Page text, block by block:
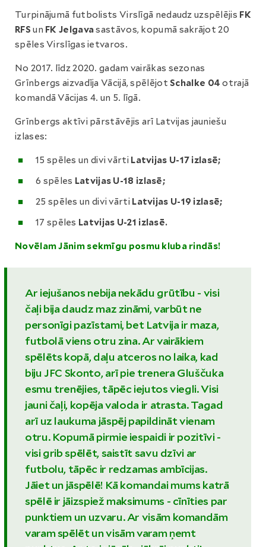
Turpinājumā futbolists Virslīgā nedaudz uzspēlējis FK
RFS un FK Jelgavasastāvos, kopumā sakrājot 20
spēles Virslīgas ietvaros.
No 2017. līdz 2020. gadam vairākas sezonas
Grīnbergs aizvadīja Vācijā, spēlējotSchalke 04 otrajā
komandā Vācijas 4. un 5. līgā.
Grīnbergs aktīvi pārstāvējis arī Latvijas jauniešu
izlases:
15 spēles un divi vārti Latvijas U-17 izlasē;
6 spēles Latvijas U-18 izlasē;
25 spēles un divi vārti Latvijas U-19 izlasē;
17 spēles Latvijas U-21 izlasē.
Novēlam Jānim sekmīgu posmu kluba rindās!
Ar iejušanos nebija nekādu grūtību - visi
čaļi bija daudz maz zināmi, varbūt ne
personīgi pazīstami, bet Latvija ir maza,
futbolā viens otru zina. Ar vairākiem
spēlēts kopā, daļu atceros no laika, kad
biju JFC Skonto, arī pie trenera Gluščuka
esmu trenējies, tāpēc iejutos viegli. Visi
jauni čaļi, kopēja valoda ir atrasta. Tagad
arī uz laukuma jāspēj papildināt vienam
otru. Kopumā pirmie iespaidi ir pozitīvi -
visi grib spēlēt, saistīt savu dzīvi ar
futbolu, tāpēc ir redzamas ambīcijas.
Jāiet un jāspēlē! Kā komandai mums katrā
spēlē ir jāizspiež maksimums - cīnīties par
punktiem un uzvaru. Ar visām komandām
varam spēlēt un visām varam ņemt